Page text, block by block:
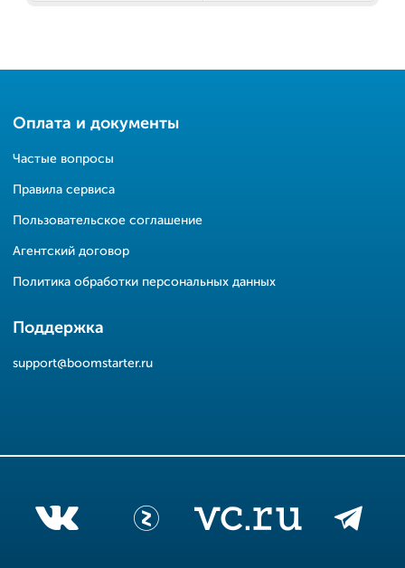
Оплата и документы
Частые вопросы
Правила сервиса
Пользовательское соглашение
Агентский договор
Политика обработки персональных данных
Поддержка
support@boomstarter.ru